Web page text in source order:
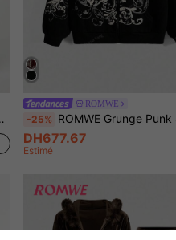
ROMWE
-25% ROMWE Grunge Punk Sweat-shirt à capuche ample femme avec fermeture éclair, motif croisillons et
DH677.67
Estimé